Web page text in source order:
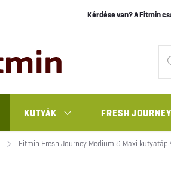
Kérdése van? A Fitmin
KUTYÁK FRESH JOURNEY
Fitmin Fresh Journey Medium & Maxi kutyatáp